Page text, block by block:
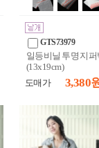
GTS73979
일등비닐 투명 지퍼
(13x19cm)
도매가
3,380